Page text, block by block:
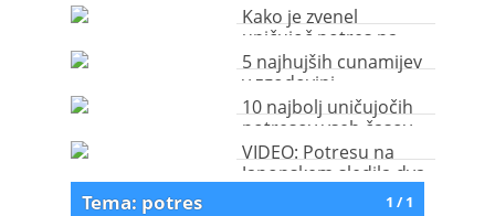
je zasul snežni plaz
(video)
Kako je zvenel
uničujoč potres na
Japonskem?
5 najhujših cunamijev
v zgodovini
10 najbolj uničujočih
potresov vseh časov
VIDEO: Potresu na
Japonskem sledila dva
uničujoča tsunamija
1 / 1
Tema: potres